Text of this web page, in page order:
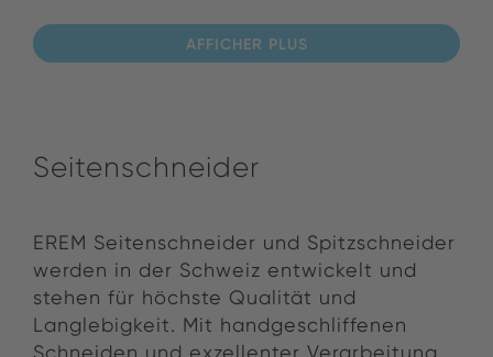
AFFICHER PLUS
Seitenschneider
EREM Seitenschneider und Spitzschneider
werden in der Schweiz entwickelt und
stehen für höchste Qualität und
Langlebigkeit. Mit handgeschliffenen
Schneiden und exzellenter Verarbeitung